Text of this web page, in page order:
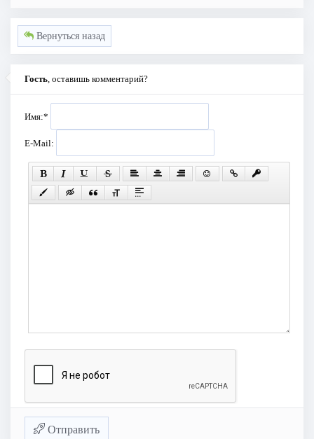
Вернуться назад
Гость, оставишь комментарий?
Имя:*
E-Mail:
Отправить